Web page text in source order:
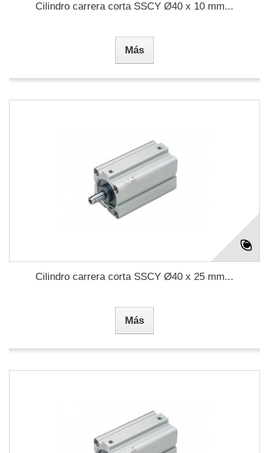
Cilindro carrera corta SSCY Ø40 x 10 mm...
Más
Cilindro carrera corta SSCY Ø40 x 25 mm...
Más